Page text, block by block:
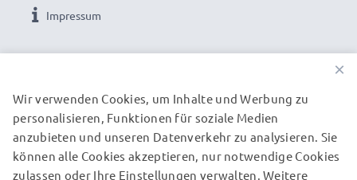
Impressum
UNSERE VERSANDPARTNER
×
Wir verwenden Cookies, um Inhalte und Werbung zu
personalisieren, Funktionen für soziale Medien
anzubieten und unseren Datenverkehr zu analysieren. Sie
können alle Cookies akzeptieren, nur notwendige Cookies
zulassen oder Ihre Einstellungen verwalten. Weitere